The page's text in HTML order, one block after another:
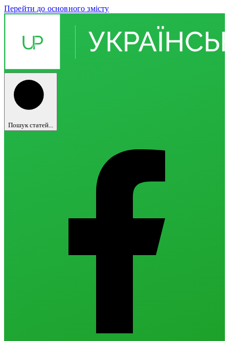
Перейти до основного змісту
Пошук статей...